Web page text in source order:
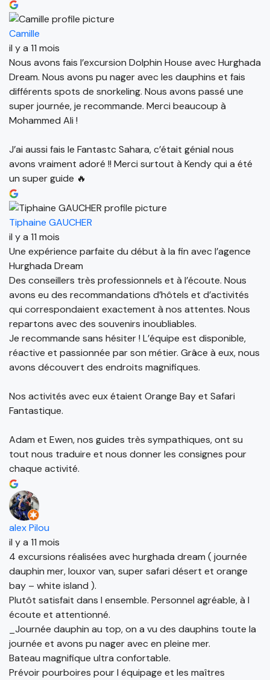
Camille
il y a 11 mois
Nous avons fais l’excursion Dolphin House avec Hurghada
Dream. Nous avons pu nager avec les dauphins et fais
différents spots de snorkeling. Nous avons passé une
super journée, je recommande. Merci beaucoup à
Mohammed Ali !
J’ai aussi fais le Fantastc Sahara, c’était génial nous
avons vraiment adoré !! Merci surtout à Kendy qui a été
un super guide 🔥
Tiphaine GAUCHER
il y a 11 mois
Une expérience parfaite du début à la fin avec l’agence
Hurghada Dream
Des conseillers très professionnels et à l’écoute. Nous
avons eu des recommandations d’hôtels et d’activités
qui correspondaient exactement à nos attentes. Nous
repartons avec des souvenirs inoubliables.
Je recommande sans hésiter ! L’équipe est disponible,
réactive et passionnée par son métier. Grâce à eux, nous
avons découvert des endroits magnifiques.
Nos activités avec eux étaient Orange Bay et Safari
Fantastique.
Adam et Ewen, nos guides très sympathiques, ont su
tout nous traduire et nous donner les consignes pour
chaque activité.
alex Pilou
il y a 11 mois
4 excursions réalisées avec hurghada dream ( journée
dauphin mer, louxor van, super safari désert et orange
bay – white island ).
Plutôt satisfait dans l ensemble. Personnel agréable, à l
écoute et attentionné.
_Journée dauphin au top, on a vu des dauphins toute la
journée et avons pu nager avec en pleine mer.
Bateau magnifique ultra confortable.
Prévoir pourboires pour l équipage et les maîtres